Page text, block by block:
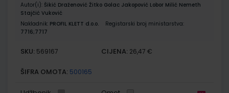
Autor(i): Šikić Draženović Žitko Golac Jakopović Lobor Milić Nemeth
Stajčić Vuković
Nakladnik: PROFIL KLETT d.o.o.
Registarski broj ministarstva:
7716;7717
SKU: 569167 CIJENA: 26,47 €
ŠIFRA OMOTA: 500165